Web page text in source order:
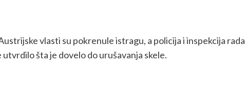
vlasti su pokrenule istragu, a policija i inspekcija rada
šta je dovelo do urušavanja skele.